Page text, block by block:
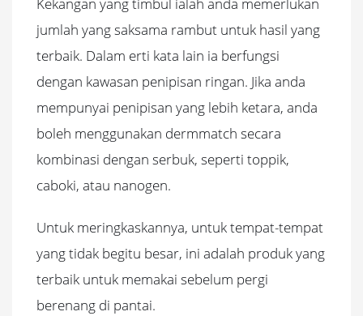
Kekangan yang timbul ialah anda memerlukan
jumlah yang saksama rambut untuk hasil yang
terbaik. Dalam erti kata lain ia berfungsi
dengan kawasan penipisan ringan. Jika anda
mempunyai penipisan yang lebih ketara, anda
boleh menggunakan dermmatch secara
kombinasi dengan serbuk, seperti toppik,
caboki, atau nanogen.
Untuk meringkaskannya, untuk tempat-tempat
yang tidak begitu besar, ini adalah produk yang
terbaik untuk memakai sebelum pergi
berenang di pantai.